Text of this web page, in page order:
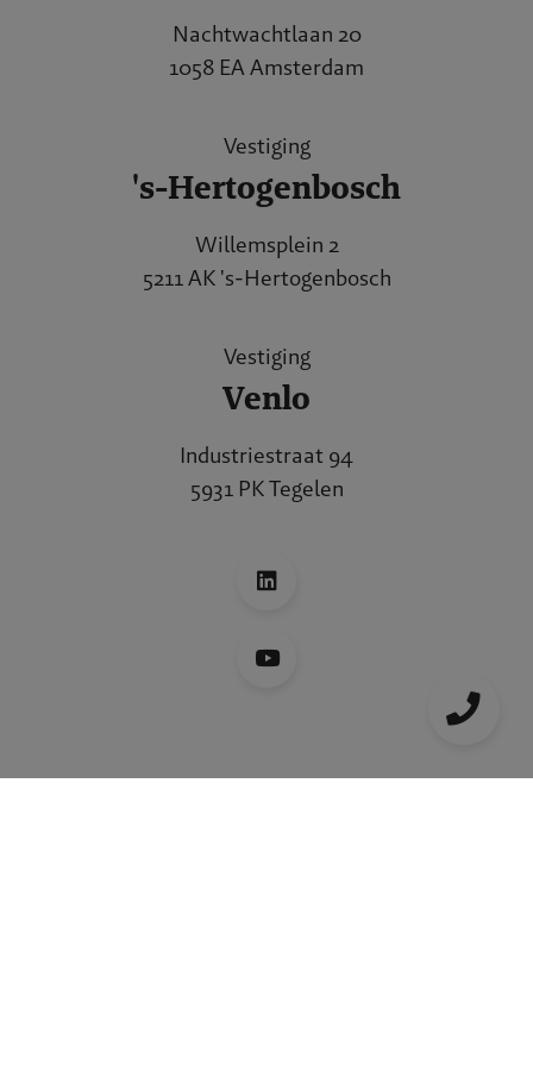
Nachtwachtlaan 20
1058 EA Amsterdam
Vestiging
's-Hertogenbosch
Willemsplein 2
5211 AK 's-Hertogenbosch
Vestiging
Venlo
Industriestraat 94
5931 PK Tegelen